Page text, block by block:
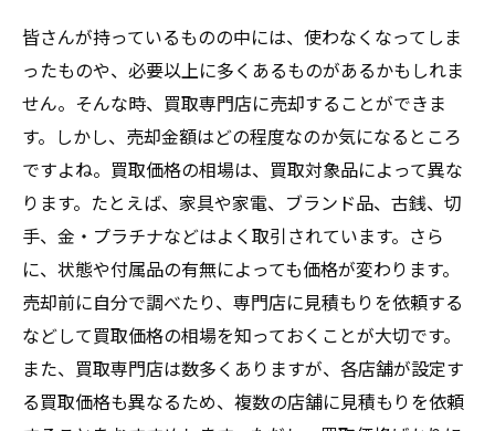
皆さんが持っているものの中には、使わなくなってしま
ったものや、必要以上に多くあるものがあるかもしれま
せん。そんな時、買取専門店に売却することができま
す。しかし、売却金額はどの程度なのか気になるところ
ですよね。買取価格の相場は、買取対象品によって異な
ります。たとえば、家具や家電、ブランド品、古銭、切
手、金・プラチナなどはよく取引されています。さら
に、状態や付属品の有無によっても価格が変わります。
売却前に自分で調べたり、専門店に見積もりを依頼する
などして買取価格の相場を知っておくことが大切です。
また、買取専門店は数多くありますが、各店舗が設定す
る買取価格も異なるため、複数の店舗に見積もりを依頼